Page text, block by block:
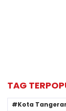
TAG
Kota